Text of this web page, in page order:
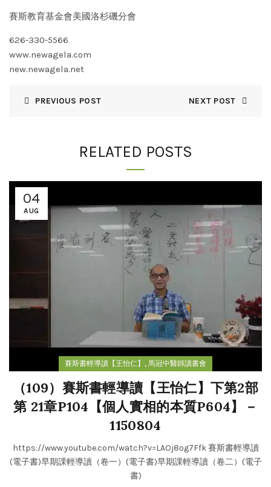
賽斯教育基金會美國洛杉磯分會
626-330-5566
www.newagela.com
new.newagela.net
PREVIOUS POST NEXT POST
RELATED POSTS
04
AUG
賽斯書輕導讀【王怡仁】 , 馬冠中醫師讀書會
（109）賽斯書輕導讀【王怡仁】下第2部
第 21章P104【個人實相的本質P604】－
1150804
https://www.youtube.com/watch?v=LAOj8og7Ffk 賽斯書輕導讀
(電子書)早期課輕導讀（卷一）(電子書)早期課輕導讀（卷二）(電子
書)